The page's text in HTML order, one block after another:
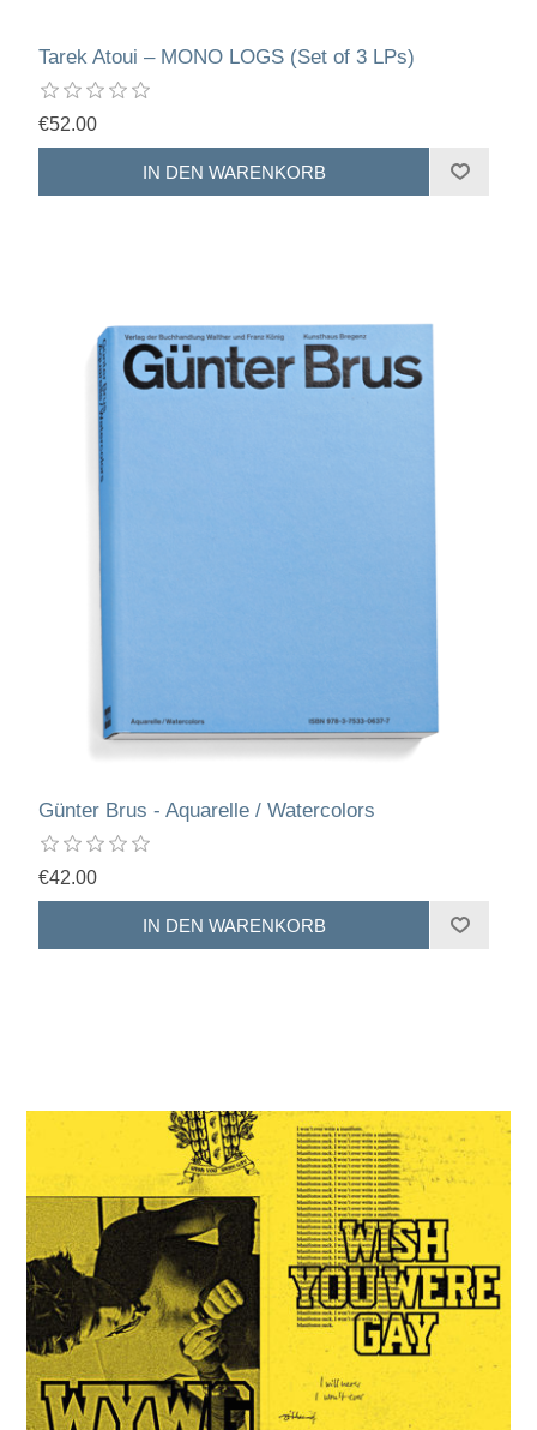
Tarek Atoui – MONO LOGS (Set of 3 LPs)
€52.00
Günter Brus - Aquarelle / Watercolors
€42.00